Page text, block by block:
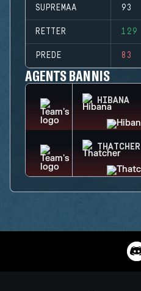
SUPREMAA 93
RETTER 129
PREDE 83
AGENTS BANNIS
HIBANA
THATCHER